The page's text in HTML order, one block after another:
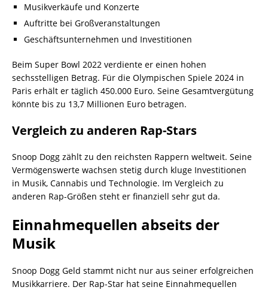
Musikverkäufe und Konzerte
Auftritte bei Großveranstaltungen
Geschäftsunternehmen und Investitionen
Beim Super Bowl 2022 verdiente er einen hohen
sechsstelligen Betrag. Für die Olympischen Spiele 2024 in
Paris erhält er täglich 450.000 Euro. Seine Gesamtvergütung
könnte bis zu 13,7 Millionen Euro betragen.
Vergleich zu anderen Rap-Stars
Snoop Dogg zählt zu den reichsten Rappern weltweit. Seine
Vermögenswerte wachsen stetig durch kluge Investitionen
in Musik, Cannabis und Technologie. Im Vergleich zu
anderen Rap-Größen steht er finanziell sehr gut da.
Einnahmequellen abseits der
Musik
Snoop Dogg Geld stammt nicht nur aus seiner erfolgreichen
Musikkarriere. Der Rap-Star hat seine Einnahmequellen